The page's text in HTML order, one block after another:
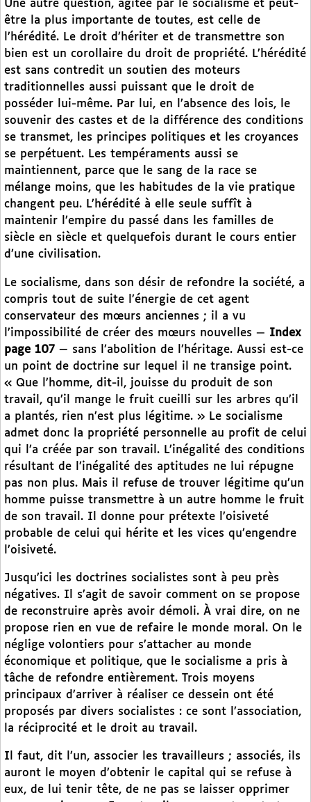
Une autre question, agitée par le socialisme et peut-
être la plus importante de toutes, est celle de
l’hérédité. Le droit d’hériter et de transmettre son
bien est un corollaire du droit de propriété. L’hérédité
est sans contredit un soutien des moteurs
traditionnelles aussi puissant que le droit de
posséder lui-même. Par lui, en l’absence des lois, le
souvenir des castes et de la différence des conditions
se transmet, les principes politiques et les croyances
se perpétuent. Les tempéraments aussi se
maintiennent, parce que le sang de la race se
mélange moins, que les habitudes de la vie pratique
changent peu. L’hérédité à elle seule suffît à
maintenir l’empire du passé dans les familles de
siècle en siècle et quelquefois durant le cours entier
d’une civilisation.
Le socialisme, dans son désir de refondre la société, a
compris tout de suite l’énergie de cet agent
conservateur des mœurs anciennes ; il a vu
l’impossibilité de créer des mœurs nouvelles — Index
page 107 — sans l’abolition de l’héritage. Aussi est-ce
un point de doctrine sur lequel il ne transige point.
« Que l’homme, dit-il, jouisse du produit de son
travail, qu’il mange le fruit cueilli sur les arbres qu’il
a plantés, rien n’est plus légitime. » Le socialisme
admet donc la propriété personnelle au profit de celui
qui l’a créée par son travail. L’inégalité des conditions
résultant de l’inégalité des aptitudes ne lui répugne
pas non plus. Mais il refuse de trouver légitime qu’un
homme puisse transmettre à un autre homme le fruit
de son travail. Il donne pour prétexte l’oisiveté
probable de celui qui hérite et les vices qu’engendre
l’oisiveté.
Jusqu’ici les doctrines socialistes sont à peu près
négatives. Il s’agit de savoir comment on se propose
de reconstruire après avoir démoli. À vrai dire, on ne
propose rien en vue de refaire le monde moral. On le
néglige volontiers pour s’attacher au monde
économique et politique, que le socialisme a pris à
tâche de refondre entièrement. Trois moyens
principaux d’arriver à réaliser ce dessein ont été
proposés par divers socialistes : ce sont l’association,
la réciprocité et le droit au travail.
Il faut, dit l’un, associer les travailleurs ; associés, ils
auront le moyen d’obtenir le capital qui se refuse à
eux, de lui tenir tête, de ne pas se laisser opprimer